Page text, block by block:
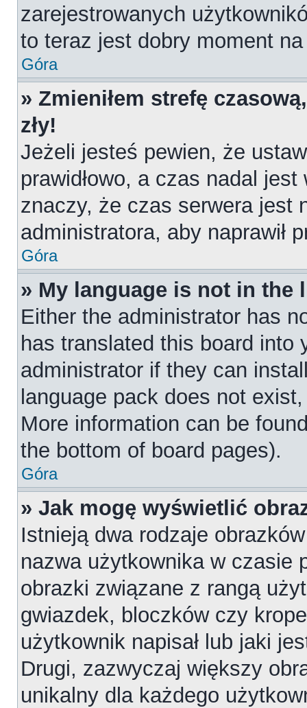
zarejestrowanych
to teraz jest dobry moment
Góra
» Zmieniłem strefę
zły!
Jeżeli jesteś pewien, że
prawidłowo, a czas nadal
znaczy, że czas serwera jest
administratora, aby naprawił
Góra
» My language is not in the
Either the administrator has
has translated this board into
administrator if they can
language pack does not
More information can be
the bottom of board pages).
Góra
» Jak mogę wyświetlić
Istnieją dwa rodzaje
nazwa użytkownika w czasie
obrazki związane z rangą
gwiazdek, bloczków czy
użytkownik napisał lub jaki
Drugi, zazwyczaj większy
unikalny dla każdego